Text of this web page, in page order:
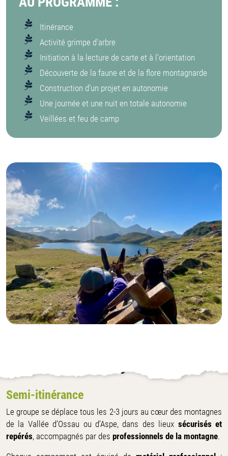
Itinérance
Activité grimpe d'arbre
Initiation à la lecture de carte et à l'orientation
Découverte de la faune et de la flore montagnarde
Construction d'un projet en autonomie
Une journée et une nuit en totale autonomie
Veillées et feu de camp
HEBERGEMENT / LIEU
Semi-itinérance
Le groupe se déplace tous les 2-3 jours au cœur des montagnes
de la Vallée d’Ossau ou d’Aspe, dans des lieux sécurisés et
repérés, accompagnés par des professionnels de la montagne.